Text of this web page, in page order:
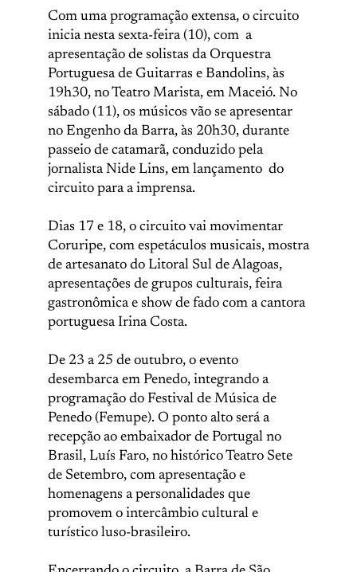
Com uma programação extensa, o circuito
inicia nesta sexta-feira (10), com a
apresentação de solistas da Orquestra
Portuguesa de Guitarras e Bandolins, às
19h30, no Teatro Marista, em Maceió. No
sábado (11), os músicos vão se apresentar
no Engenho da Barra, às 20h30, durante
passeio de catamarã, conduzido pela
jornalista Nide Lins, em lançamento do
circuito para a imprensa.
Dias 17 e 18, o circuito vai movimentar
Coruripe, com espetáculos musicais, mostra
de artesanato do Litoral Sul de Alagoas,
apresentações de grupos culturais, feira
gastronômica e show de fado com a cantora
portuguesa Irina Costa.
De 23 a 25 de outubro, o evento
desembarca em Penedo, integrando a
programação do Festival de Música de
Penedo (Femupe). O ponto alto será a
recepção ao embaixador de Portugal no
Brasil, Luís Faro, no histórico Teatro Sete
de Setembro, com apresentação e
homenagens a personalidades que
promovem o intercâmbio cultural e
turístico luso-brasileiro.